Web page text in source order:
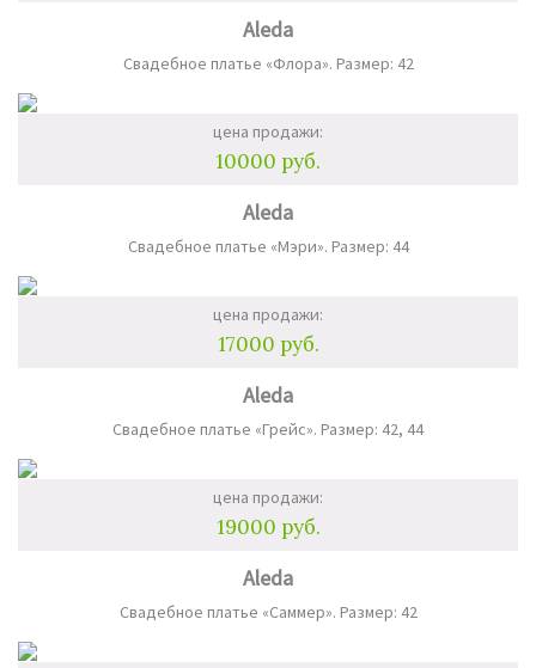
Aleda
Свадебное платье «Флора». Размер: 42
цена продажи:
10000 руб.
Aleda
Свадебное платье «Мэри». Размер: 44
цена продажи:
17000 руб.
Aleda
Свадебное платье «Грейс». Размер: 42, 44
цена продажи:
19000 руб.
Aleda
Свадебное платье «Саммер». Размер: 42